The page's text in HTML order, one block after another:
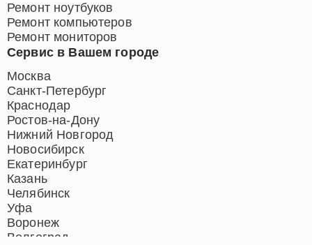
Сервис в Вашем городе
Москва
Санкт-Петербург
Краснодар
Ростов-на-Дону
Нижний Новгород
Новосибирск
Екатеринбург
Казань
Челябинск
Уфа
Воронеж
Волгоград
Ремонт ноутбуков
Ремонт компьютеров
Ремонт мониторов